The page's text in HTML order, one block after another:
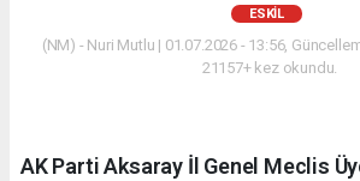
ESKİL
(NM) - Nuri Mutlu | 01.07.2026 - 13:56,
21157+ kez okundu.
AK Parti Aksaray İl Genel Meclis